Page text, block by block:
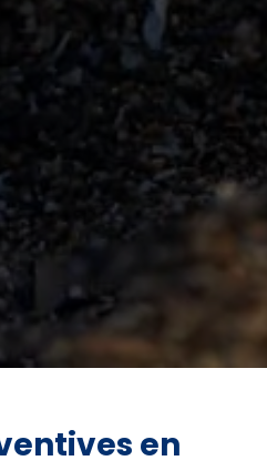
en